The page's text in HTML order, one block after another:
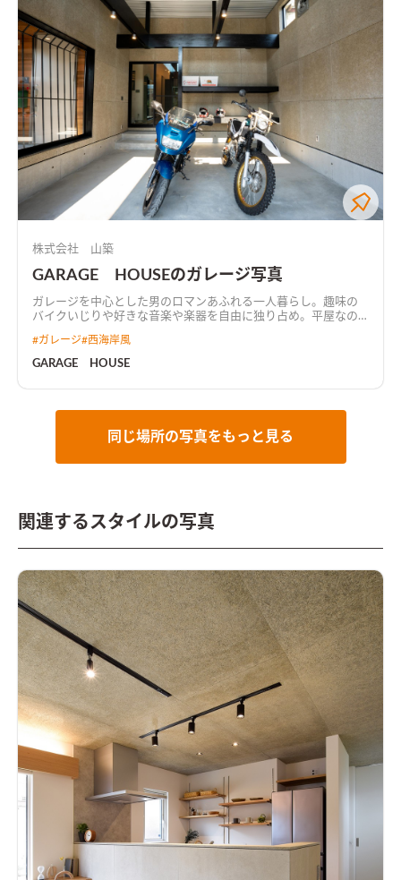
株式会社 山築
GARAGE HOUSEのガレージ写真
ガレージを中心とした男のロマンあふれる一人暮らし。趣味の
バイクいじりや好きな音楽や楽器を自由に独り占め。平屋なの
空間に。
#ガレージ#西海岸風
GARAGE HOUSE
同じ場所の写真をもっと見る
関連するスタイルの写真